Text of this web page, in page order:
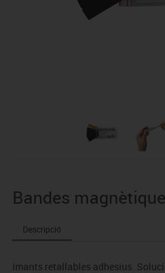
Bandes
Descripció
Imants retallables adhesius.